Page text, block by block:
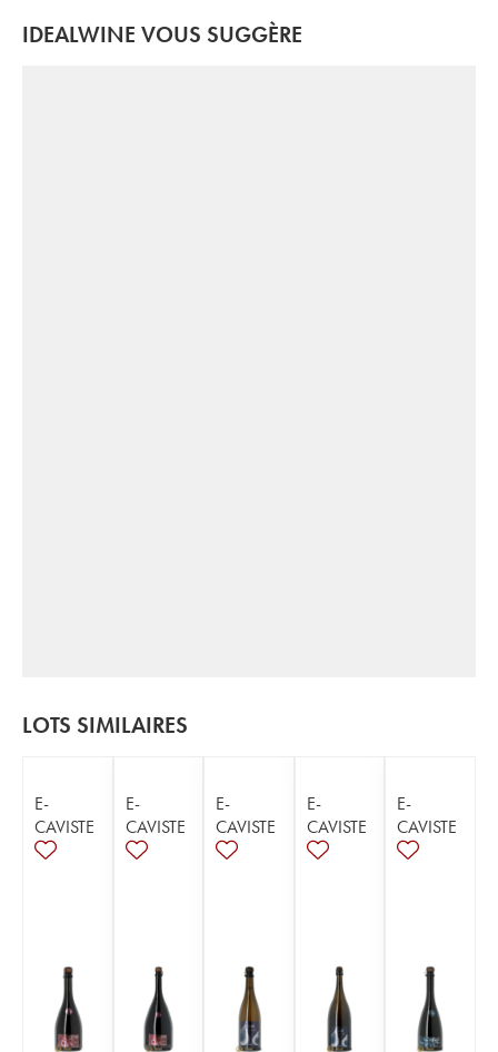
IDEALWINE VOUS SUGGÈRE
LOTS SIMILAIRES
E-
CAVISTE
E-
CAVISTE
E-
CAVISTE
E-
CAVISTE
E-
CAVISTE